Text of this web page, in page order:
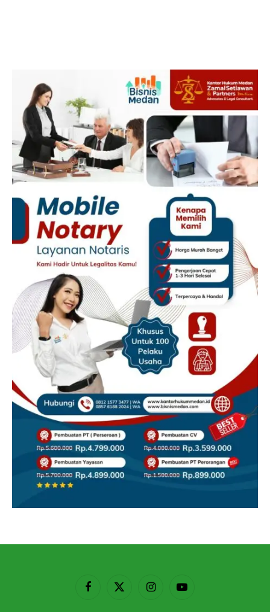
FacebookX
InstagramYouTube